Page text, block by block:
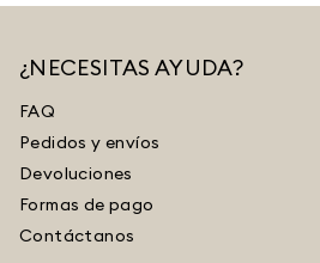
¿NECESITAS AYUDA?
FAQ
Pedidos y envíos
Devoluciones
Formas de pago
Contáctanos